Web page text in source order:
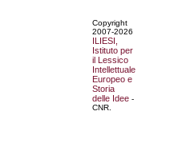
Copyright
2007-2026
ILIESI,
Istituto per
il Lessico
Intellettuale
Europeo e
Storia
delle Idee -
CNR.